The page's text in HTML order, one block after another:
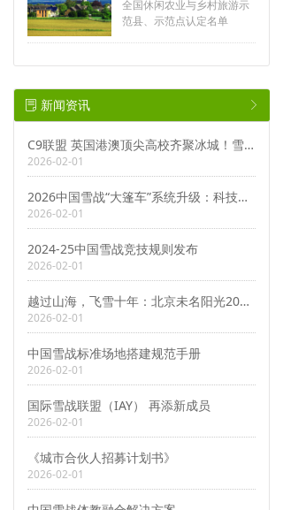
全国休闲农业与乡村旅游示
范县、示范点认定名单
C9联盟 英国港澳顶尖高校齐聚冰城！雪战热潮席卷哈工大，冰雪运动迎来新纪元
2026-02-01
2026中国雪战“大篷车”系统升级：科技驱动新质生产力，解锁万亿级冰雪蓝海
2026-02-01
2024-25中国雪战竞技规则发布
2026-02-01
越过山海，飞雪十年：北京未名阳光2026新年献词
2026-02-01
中国雪战标准场地搭建规范手册
2026-02-01
国际雪战联盟（IAY） 再添新成员
2026-02-01
《城市合伙人招募计划书》
2026-02-01
ꂓ 新闻资讯 ꁕ